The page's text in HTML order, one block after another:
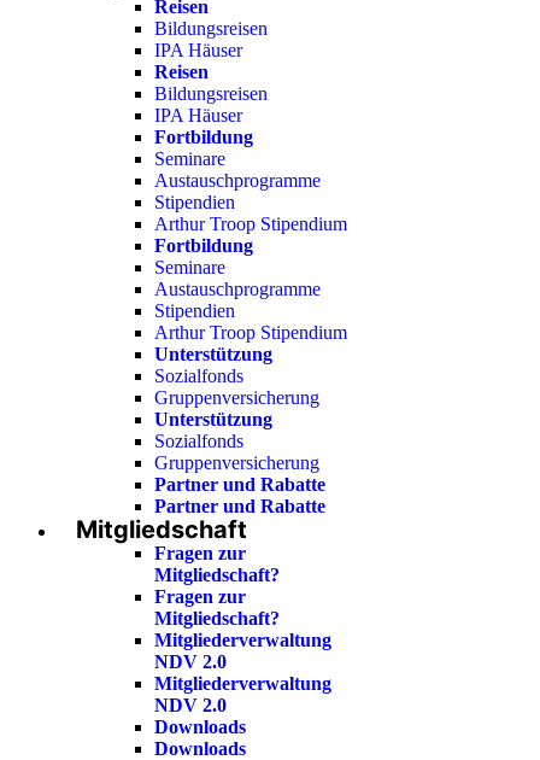
Reisen
Bildungsreisen
IPA Häuser
Reisen
Bildungsreisen
IPA Häuser
Fortbildung
Seminare
Austauschprogramme
Stipendien
Arthur Troop Stipendium
Fortbildung
Seminare
Austauschprogramme
Stipendien
Arthur Troop Stipendium
Unterstützung
Sozialfonds
Gruppenversicherung
Unterstützung
Sozialfonds
Gruppenversicherung
Partner und Rabatte
Partner und Rabatte
Mitgliedschaft
Fragen zur
Mitgliedschaft?
Fragen zur
Mitgliedschaft?
Mitgliederverwaltung
NDV 2.0
Mitgliederverwaltung
NDV 2.0
Downloads
Downloads